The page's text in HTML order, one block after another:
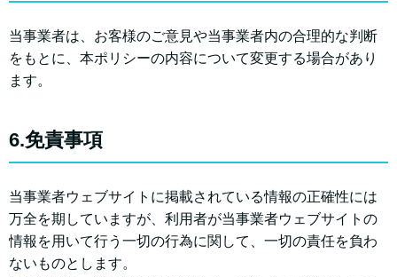
当事業者は、お客様のご意見や当事業者内の合理的な判断
をもとに、本ポリシーの内容について変更する場合があり
ます。
6.免責事項
当事業者ウェブサイトに掲載されている情報の正確性には
万全を期していますが、利用者が当事業者ウェブサイトの
情報を用いて行う一切の行為に関して、一切の責任を負わ
ないものとします。